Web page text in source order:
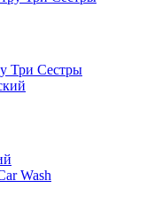
Три Сестры